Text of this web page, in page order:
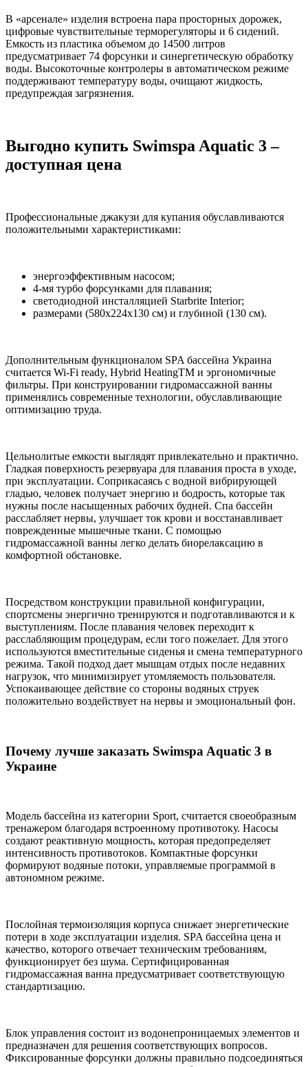
В «арсенале» изделия встроена пара просторных дорожек,
цифровые чувствительные терморегуляторы и 6 сидений.
Емкость из пластика объемом до 14500 литров
предусматривает 74 форсунки и синергетическую обработку
воды. Высокоточные контролеры в автоматическом режиме
поддерживают температуру воды, очищают жидкость,
предупреждая загрязнения.
Выгодно купить Swimspa Aquatic 3 –
доступная цена
Профессиональные джакузи для купания обуславливаются
положительными характеристиками:
энергоэффективным насосом;
4-мя турбо форсунками для плавания;
светодиодной инсталляцией Starbrite Interior;
размерами (580х224х130 см) и глубиной (130 см).
Дополнительным функционалом SPA бассейна Украина
считается Wi-Fi ready, Hybrid HeatingTM и эргономичные
фильтры. При конструировании гидромассажной ванны
применялись современные технологии, обуславливающие
оптимизацию труда.
Цельнолитые емкости выглядят привлекательно и практично.
Гладкая поверхность резервуара для плавания проста в уходе,
при эксплуатации. Соприкасаясь с водной вибрирующей
гладью, человек получает энергию и бодрость, которые так
нужны после насыщенных рабочих будней. Спа бассейн
расслабляет нервы, улучшает ток крови и восстанавливает
поврежденные мышечные ткани. С помощью
гидромассажной ванны легко делать биорелаксацию в
комфортной обстановке.
Посредством конструкции правильной конфигурации,
спортсмены энергично тренируются и подготавливаются и к
выступлениям. После плавания человек переходит к
расслабляющим процедурам, если того пожелает. Для этого
используются вместительные сиденья и смена температурного
режима. Такой подход дает мышцам отдых после недавних
нагрузок, что минимизирует утомляемость пользователя.
Успокаивающее действие со стороны водяных струек
положительно воздействует на нервы и эмоциональный фон.
Почему лучше заказать Swimspa Aquatic 3 в
Украине
Модель бассейна из категории Sport, считается своеобразным
тренажером благодаря встроенному противотоку. Насосы
создают реактивную мощность, которая предопределяет
интенсивность противотоков. Компактные форсунки
формируют водяные потоки, управляемые программой в
автономном режиме.
Послойная термоизоляция корпуса снижает энергетические
потери в ходе эксплуатации изделия. SPA бассейна цена и
качество, которого отвечает техническим требованиям,
функционирует без шума. Сертифицированная
гидромассажная ванна предусматривает соответствующую
стандартизацию.
Блок управления состоит из водонепроницаемых элементов и
предназначен для решения соответствующих вопросов.
Фиксированные форсунки должны правильно подсоединяться